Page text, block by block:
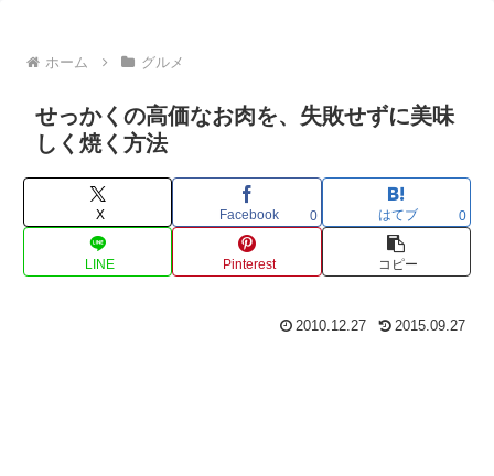
ホーム グルメ
せっかくの高価なお肉を、失敗せずに美味
しく焼く方法
X Facebook 0 はてブ 0
LINE Pinterest コピー
2010.12.27 2015.09.27